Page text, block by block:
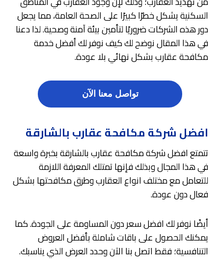
السكنية يشكل خطرًا كبيرًا على الصحة العامة، مما يجعل
دور هذه الشركات ضروريًا لتأمين بيئة آمنة وصحية. لذا دعنا
في هذا المقال نوضح لك كيف نوفر لك أفضل خدمة
مكافحة عقارب بشكل نهائي بلا عودة.
تواصل معنا الآن
افضل شركة مكافحة عقارب بالشارقة
تتمتع افضل شركة مكافحة عقارب بالشارقة بخبرة واسعة
في هذا المجال وبذلك فإنها تمتلك المعرفة اللازمة
للتعامل مع مختلف انواع العقارب وطرق مكافحتها بشكل
فعال دون عودة.
أيضًا نوفر لك افضل سعر دون المساومة على الجودة. كما
يمكنك الحصول على باقات شاملة بأفضل العروض
التنافسية؛ فقط اتصل بنا الآن وحدد العرض الذي يناسبك.